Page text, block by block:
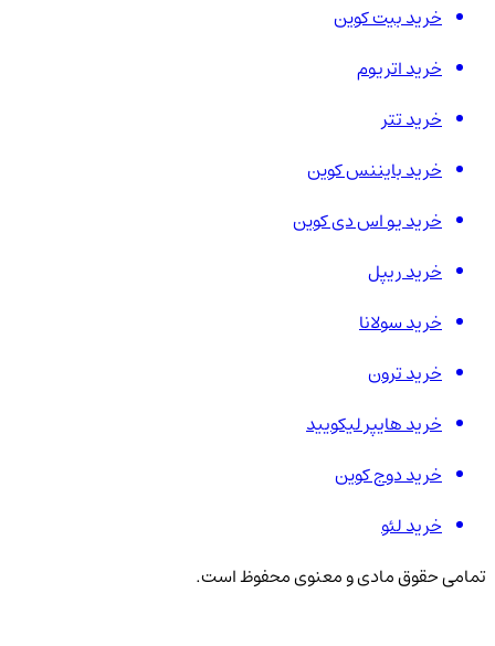
خرید بیت کوین
خرید اتریوم
خرید تتر
خرید بایننس کوین
خرید یو اس دی کوین
خرید ریپل
خرید سولانا
خرید ترون
خرید هایپر لیکویید
خرید دوج کوین
خرید لئو
تمامی حقوق مادی و معنوی محفوظ است.